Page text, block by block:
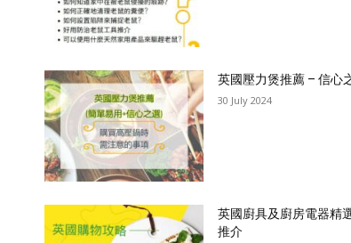
英國壓力煲推薦 – 信心
30 July 2024
英國廚具及廚房電器精
推介